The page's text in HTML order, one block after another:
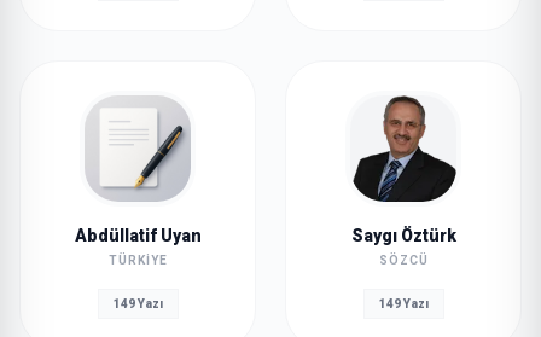
Abdüllatif Uyan
TÜRKIYE
149 Yazı
Saygı Öztürk
SÖZCÜ
149 Yazı